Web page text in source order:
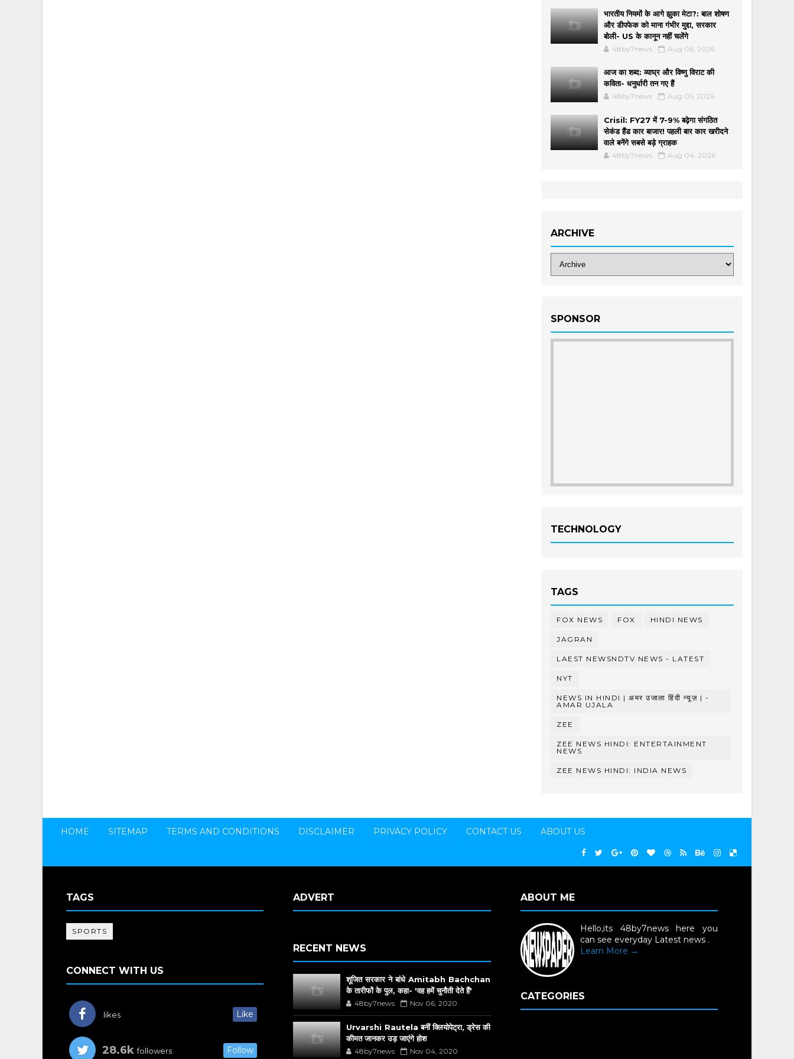
भारतीय नियमों के आगे झुका मेटा?: बाल शोषण
और डीपफेक को माना गंभीर मुद्दा, सरकार
बोली- US के कानून नहीं चलेंगे
48by7news Aug 06, 2026
आज का शब्द: व्याघ्र और विष्णु विराट की
कविता- धनुर्धारी तन गए हैं
48by7news Aug 05, 2026
Crisil: FY27 में 7-9% बढ़ेगा संगठित
सेकंड हैंड कार बाजार! पहली बार कार खरीदने
वाले बनेंगे सबसे बड़े ग्राहक
48by7news Aug 04, 2026
ARCHIVE
SPONSOR
TECHNOLOGY
TAGS
FOX NEWS FOX HINDI NEWS
JAGRAN
LAEST NEWSNDTV NEWS - LATEST
NYT
NEWS IN HINDI | अमर उजाला हिंदी न्यूज़ | -
AMAR UJALA
ZEE
ZEE NEWS HINDI: ENTERTAINMENT
NEWS
ZEE NEWS HINDI: INDIA NEWS
HOME SITEMAP TERMS AND CONDITIONS DISCLAIMER PRIVACY POLICY CONTACT US ABOUT US
TAGS
SPORTS
CONNECT WITH US
likes Like
28.6k followers Follow
ADVERT
RECENT NEWS
शूजित सरकार ने बांधे Amitabh Bachchan
के तारीफों के पुल, कहा- 'वह हमें चुनौती देते हैं'
48by7news Nov 06, 2020
Urvarshi Rautela बनीं क्लियोपेट्रा, ड्रेस की
कीमत जानकर उड़ जाएंगे होश
48by7news Nov 04, 2020
ABOUT ME
Hello,its 48by7news here you
can see everyday Latest news .
Learn More →
CATEGORIES